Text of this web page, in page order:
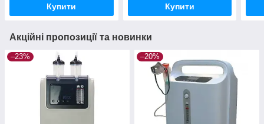
Купити Купити
Акційні пропозиції та новинки
–23% –20%